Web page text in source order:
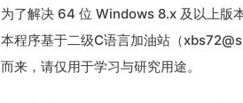
为了解决 64 位 Windows 8.x 及以上版
本程序基于二级C语言加油站（
而来，请仅用于学习与研究用途。